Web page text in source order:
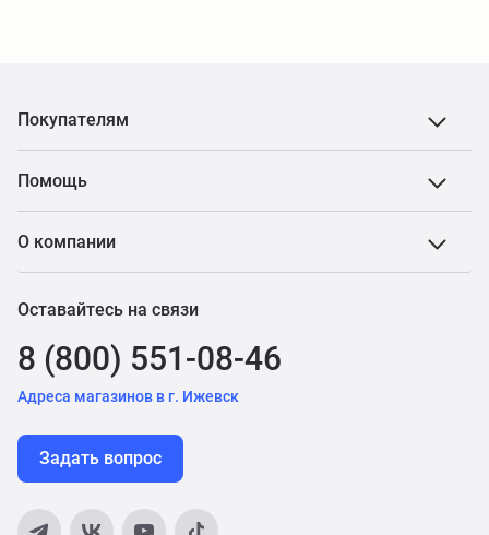
Покупателям
Помощь
О компании
Оставайтесь на связи
8 (800) 551-08-46
Адреса магазинов в г. Ижевск
Задать вопрос